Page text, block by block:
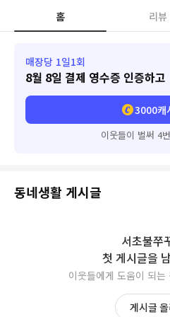
홈 리뷰
매장당 1일1회
8월 8일 결제 영수증 인증하고
3000캐
이웃들이 벌써 4
동네생활 게시글
서초불쭈
첫 게시글을
이웃들에게 도움이 되
게시글